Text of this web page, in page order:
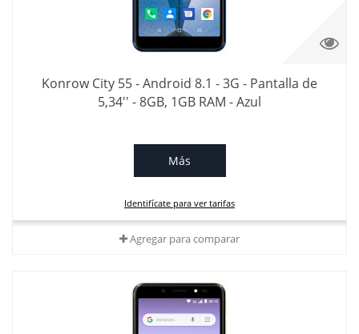
Konrow City 55 - Android 8.1 - 3G - Pantalla de
5,34'' - 8GB, 1GB RAM - Azul
Más
Identifícate para ver tarifas
Agregar para comparar